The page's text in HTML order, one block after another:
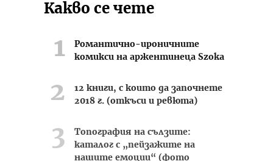
Какво се чете
Романтично-ироничните
комикси на аржентинеца Szoka
12 книги, с които да започнете
2018 г. (откъси и ревюта)
Топография на сълзите:
каталог с „пейзажите на
нашите емоции“ (фото